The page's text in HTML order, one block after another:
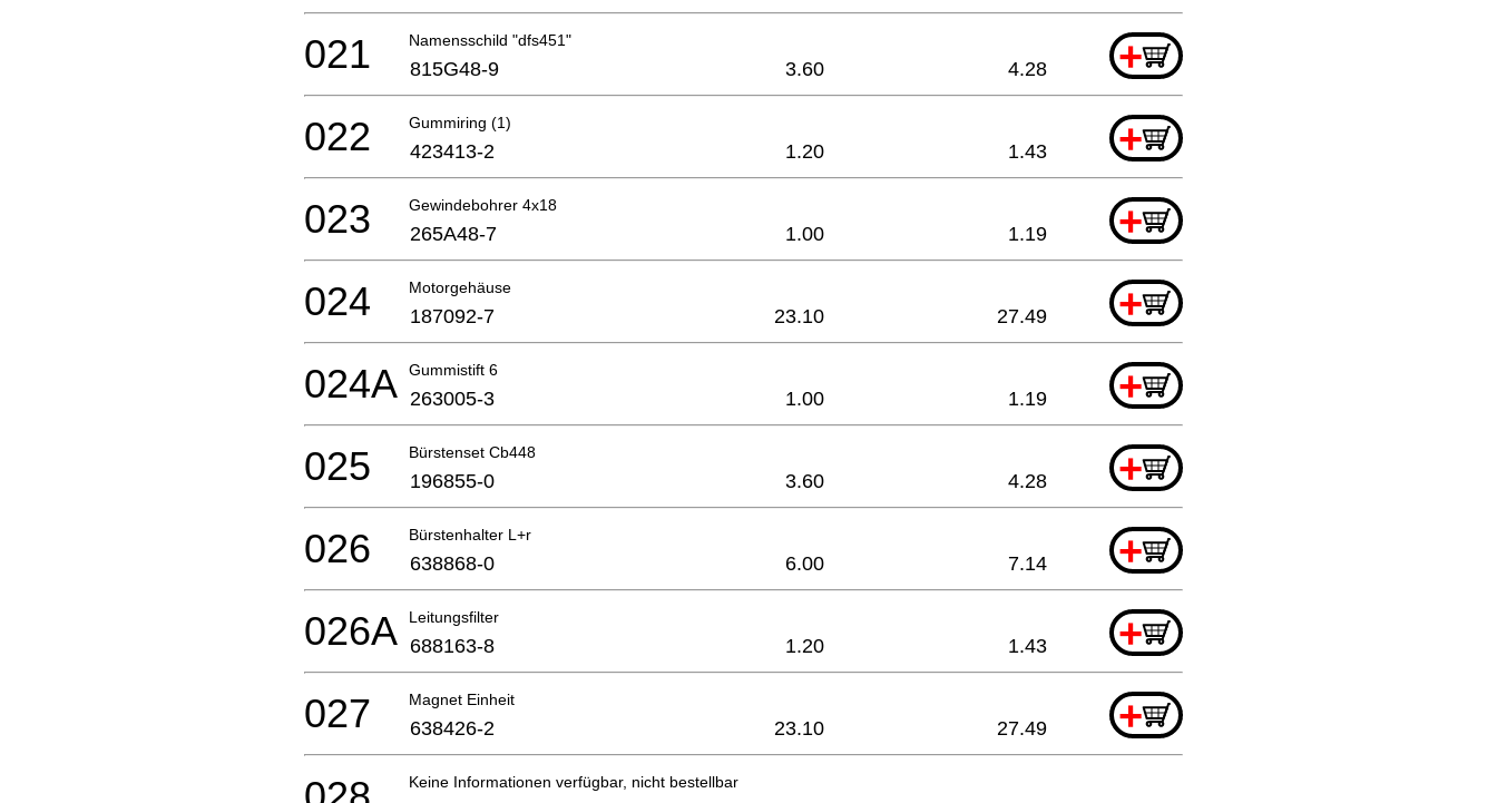
Namensschild "dfs451" +
021 815G48-9 3.60 4.28
Gummiring (1) +
022 423413-2 1.20 1.43
Gewindebohrer 4x18 +
023 265A48-7 1.00 1.19
Motorgehäuse +
024 187092-7 23.10 27.49
Gummistift 6 +
024A 263005-3 1.00 1.19
Bürstenset Cb448 +
025 196855-0 3.60 4.28
Bürstenhalter L+r +
026 638868-0 6.00 7.14
Leitungsfilter +
026A 688163-8 1.20 1.43
Magnet Einheit +
027 638426-2 23.10 27.49
Keine Informationen verfügbar, nicht bestellbar